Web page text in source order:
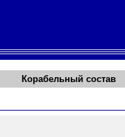
Корабельный состав